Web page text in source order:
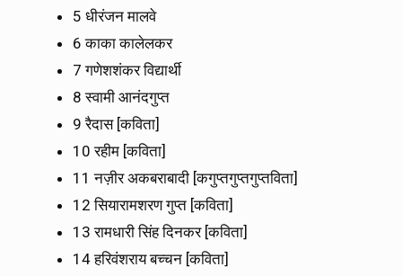
5 धीरंजन मालवे
6 काका कालेलकर
7 गणेशशंकर विद्यार्थी
8 स्वामी आनंदगुप्त
9 रैदास [कविता]
10 रहीम [कविता]
11 नज़ीर अकबराबादी [कगुप्तगुप्तगुप्तविता]
12 सियारामशरण गुप्त [कविता]
13 रामधारी सिंह दिनकर [कविता]
14 हरिवंशराय बच्चन [कविता]